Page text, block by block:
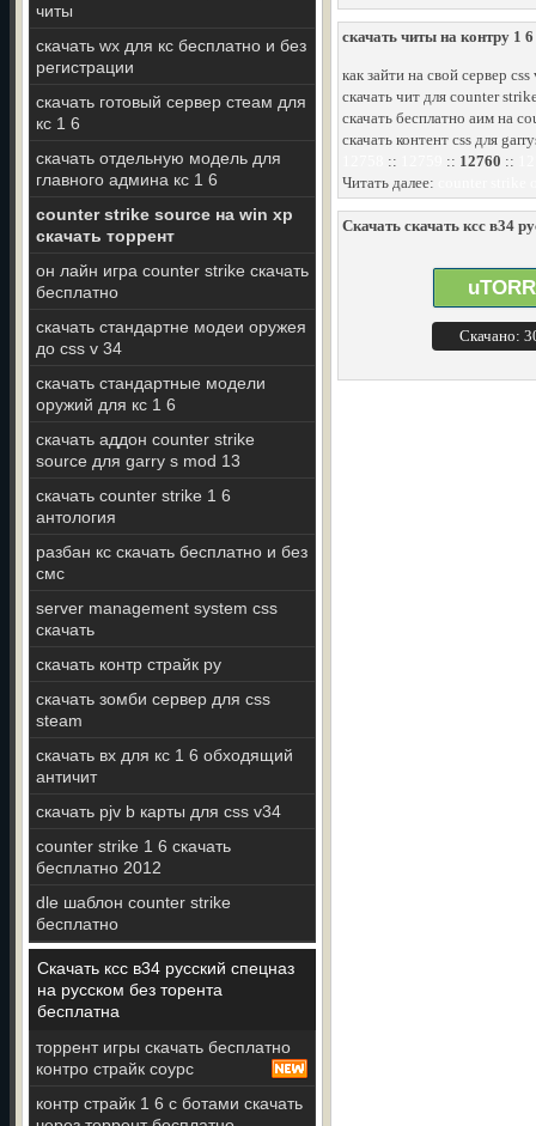
читы
скачать wx для кс бесплатно и без
регистрации
скачать готовый сервер стеам для
кс 1 6
скачать отдельную модель для
главного админа кс 1 6
counter strike source на win xp
скачать торрент
он лайн игра counter strike скачать
бесплатно
скачать стандартне модеи оружея
до css v 34
скачать стандартные модели
оружий для кс 1 6
скачать аддон counter strike
source для garry s mod 13
скачать counter strike 1 6
антология
разбан кс скачать бесплатно и без
смс
server management system css
скачать
скачать контр страйк ру
скачать зомби сервер для css
steam
скачать вх для кс 1 6 обходящий
античит
скачать pjv b карты для css v34
counter strike 1 6 скачать
бесплатно 2012
dle шаблон counter strike
бесплатно
Скачать ксс в34 русский спецназ
на русском без торента
бесплатна
торрент игры скачать бесплатно
контро страйк соурс
контр страйк 1 6 с ботами скачать
скачать читы на контру 1 6
как зайти на свой сервер
скачать чит для counter
скачать бесплатно аим на
скачать контент css для
:: :: 12760 ::
Читать далее:
Скачать скачать ксс в34
Скачано: